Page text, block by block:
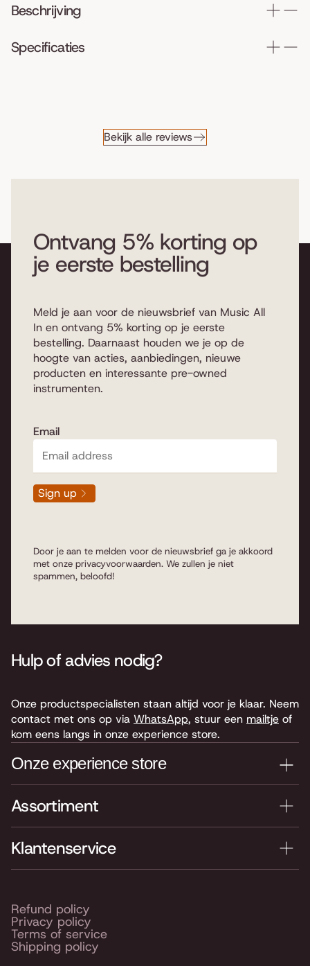
Beschrijving
Specificaties
Bekijk alle reviews
Ontvang 5% korting op
je eerste bestelling
Meld je aan voor de nieuwsbrief van Music All
In en ontvang 5% korting op je eerste
bestelling. Daarnaast houden we je op de
hoogte van acties, aanbiedingen, nieuwe
producten en interessante pre-owned
instrumenten.
Email
Sign up
Door je aan te melden voor de nieuwsbrief ga je akkoord
met onze privacyvoorwaarden. We zullen je niet
spammen, beloofd!
Assortiment
Klantenservice
Hulp of advies nodig?
Onze productspecialisten staan altijd voor je klaar. Neem
contact met ons op via WhatsApp, stuur een mailtje of
kom eens langs in onze experience store.
Onze experience store
Je nieuwe instrument testen? Kom langs in onze winkel
Routebeschrijving
Openingstijden
Refund policy
Privacy policy
Terms of service
Shipping policy